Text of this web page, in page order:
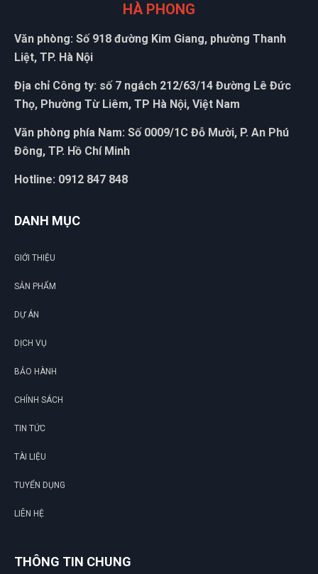
HÀ PHONG
Văn phòng: Số 918 đường Kim Giang, phường Thanh
Liệt, TP. Hà Nội
Địa chỉ Công ty: số 7 ngách 212/63/14 Đường Lê Đức
Thọ, Phường Từ Liêm, TP Hà Nội, Việt Nam
Văn phòng phía Nam: Số 0009/1C Đỗ Mười, P. An Phú
Đông, TP. Hồ Chí Minh
Hotline: 0912 847 848
DANH MỤC
GIỚI THIỆU
SẢN PHẨM
DỰ ÁN
DỊCH VỤ
BẢO HÀNH
CHÍNH SÁCH
TIN TỨC
TÀI LIỆU
TUYỂN DỤNG
LIÊN HỆ
THÔNG TIN CHUNG